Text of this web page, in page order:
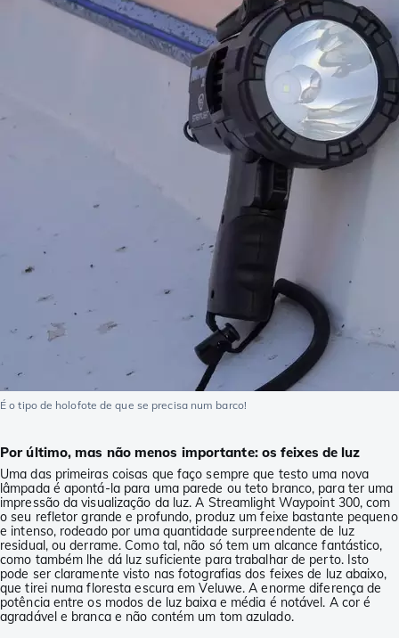
É o tipo de holofote de que se precisa num barco!
Por último, mas não menos importante: os feixes de luz
Uma das primeiras coisas que faço sempre que testo uma nova
lâmpada é apontá-la para uma parede ou teto branco, para ter uma
impressão da visualização da luz. A Streamlight Waypoint 300, com
o seu refletor grande e profundo, produz um feixe bastante pequeno
e intenso, rodeado por uma quantidade surpreendente de luz
residual, ou derrame. Como tal, não só tem um alcance fantástico,
como também lhe dá luz suficiente para trabalhar de perto. Isto
pode ser claramente visto nas fotografias dos feixes de luz abaixo,
que tirei numa floresta escura em Veluwe. A enorme diferença de
potência entre os modos de luz baixa e média é notável. A cor é
agradável e branca e não contém um tom azulado.